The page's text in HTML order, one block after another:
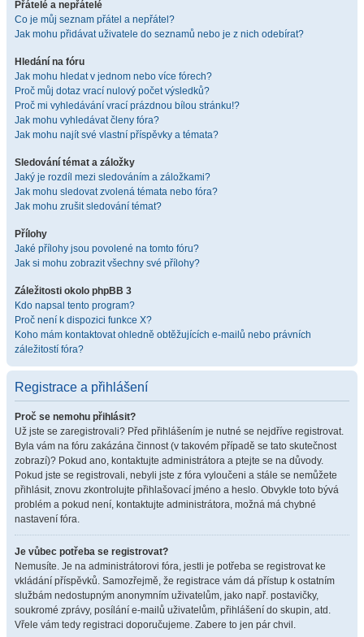
Přátelé a nepřátelé
Co je můj seznam přátel a nepřátel?
Jak mohu přidávat uživatele do seznamů nebo je z nich odebírat?
Hledání na fóru
Jak mohu hledat v jednom nebo více fórech?
Proč můj dotaz vrací nulový počet výsledků?
Proč mi vyhledávání vrací prázdnou bílou stránku!?
Jak mohu vyhledávat členy fóra?
Jak mohu najít své vlastní příspěvky a témata?
Sledování témat a záložky
Jaký je rozdíl mezi sledováním a záložkami?
Jak mohu sledovat zvolená témata nebo fóra?
Jak mohu zrušit sledování témat?
Přílohy
Jaké přílohy jsou povolené na tomto fóru?
Jak si mohu zobrazit všechny své přílohy?
Záležitosti okolo phpBB 3
Kdo napsal tento program?
Proč není k dispozici funkce X?
Koho mám kontaktovat ohledně obtěžujících e-mailů nebo právních
záležitostí fóra?
Registrace a přihlášení
Proč se nemohu přihlásit?
Už jste se zaregistrovali? Před přihlášením je nutné se nejdříve registrovat.
Byla vám na fóru zakázána činnost (v takovém případě se tato skutečnost
zobrazí)? Pokud ano, kontaktujte administrátora a ptejte se na důvody.
Pokud jste se registrovali, nebyli jste z fóra vyloučeni a stále se nemůžete
přihlásit, znovu zkontrolujte přihlašovací jméno a heslo. Obvykle toto bývá
problém a pokud není, kontaktujte administrátora, možná má chybné
nastavení fóra.
Je vůbec potřeba se registrovat?
Nemusíte. Je na administrátorovi fóra, jestli je potřeba se registrovat ke
vkládání příspěvků. Samozřejmě, že registrace vám dá přístup k ostatním
službám nedostupným anonymním uživatelům, jako např. postavičky,
soukromé zprávy, posílání e-mailů uživatelům, přihlášení do skupin, atd.
Vřele vám tedy registraci doporučujeme. Zabere to jen pár chvil.